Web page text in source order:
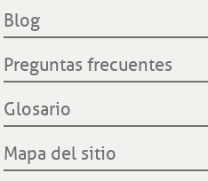
Filiales internacionales
Blog
Preguntas frecuentes
Glosario
Mapa del sitio